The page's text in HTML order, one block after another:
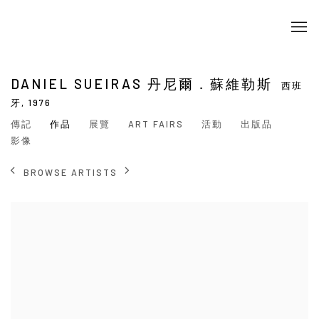
DANIEL SUEIRAS 丹尼爾．蘇維勒斯
西班
牙, 1976
傳記
作品 展覽 ART FAIRS 活動
出版品
影像
BROWSE ARTISTS